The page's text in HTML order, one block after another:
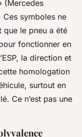
(Mercedes
Ces symboles ne
que le pneu a été
fonctionner en
la direction et
homologation
surtout en
Ce n’est pas une